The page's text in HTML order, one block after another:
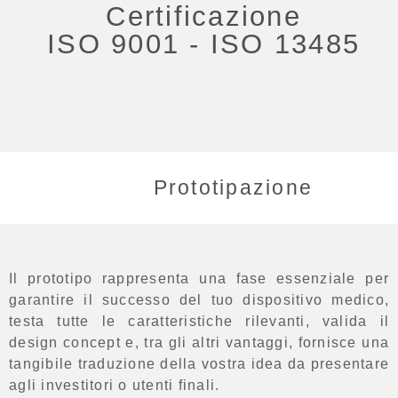
Certificazione
ISO 9001 - ISO 13485
Prototipazione
Il prototipo rappresenta una fase essenziale per
garantire il successo del tuo dispositivo medico,
testa tutte le caratteristiche rilevanti, valida il
design concept e, tra gli altri vantaggi, fornisce una
tangibile traduzione della vostra idea da presentare
agli investitori o utenti finali.